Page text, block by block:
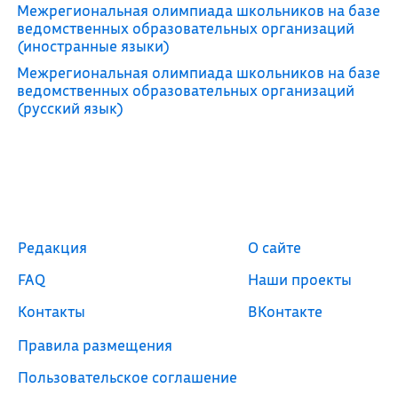
Межрегиональная олимпиада школьников на базе
ведомственных образовательных организаций
(иностранные языки)
Межрегиональная олимпиада школьников на базе
ведомственных образовательных организаций
(русский язык)
Редакция
FAQ
Контакты
Правила размещения
Пользовательское соглашение
О сайте
Наши проекты
ВКонтакте